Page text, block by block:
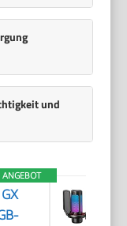
und
ANGEBOT